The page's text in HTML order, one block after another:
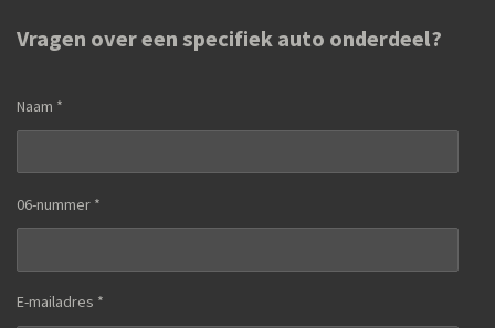
Vragen over een specifiek auto onderdeel?
Naam *
06-nummer *
E-mailadres *